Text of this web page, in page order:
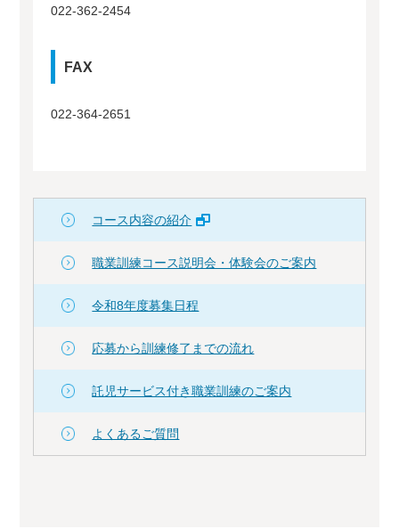
022-362-2454
FAX
022-364-2651
コース内容の紹介
職業訓練コース説明会・体験会のご案内
令和8年度募集日程
応募から訓練修了までの流れ
託児サービス付き職業訓練のご案内
よくあるご質問